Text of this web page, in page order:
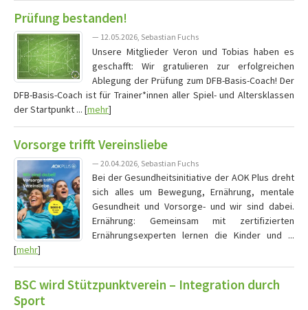
Prüfung bestanden!
— 12.05.2026, Sebastian Fuchs
Unsere Mitglieder Veron und Tobias haben es
geschafft: Wir gratulieren zur erfolgreichen
Ablegung der Prüfung zum DFB-Basis-Coach! Der
DFB-Basis-Coach ist für Trainer*innen aller Spiel- und Altersklassen
der Startpunkt ... [mehr]
Vorsorge trifft Vereinsliebe
— 20.04.2026, Sebastian Fuchs
Bei der Gesundheitsinitiative der AOK Plus dreht
sich alles um Bewegung, Ernährung, mentale
Gesundheit und Vorsorge- und wir sind dabei.
Ernährung: Gemeinsam mit zertifizierten
Ernährungsexperten lernen die Kinder und ...
[mehr]
BSC wird Stützpunktverein – Integration durch
Sport